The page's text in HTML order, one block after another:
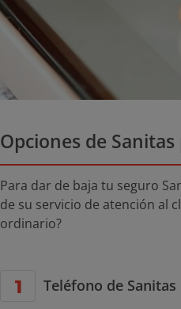
Opciones de
Para dar de baja tu seguro
de su servicio de atención al
ordinario?
Teléfono de